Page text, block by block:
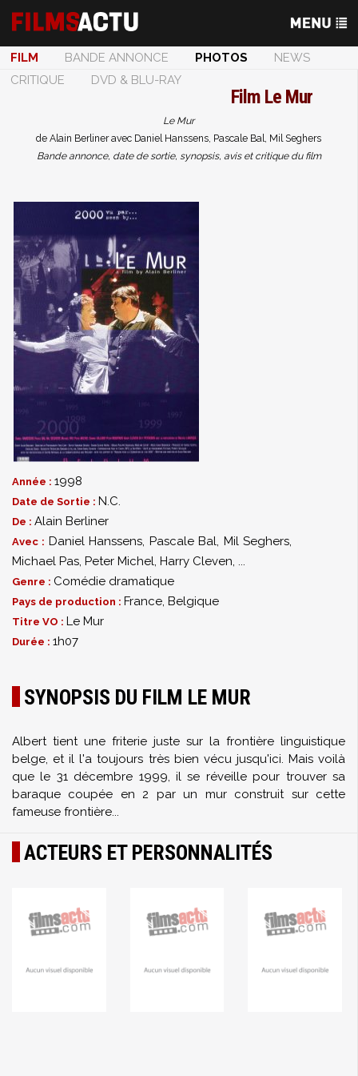
FILM BANDE ANNONCE PHOTOS
NEWS
CRITIQUE
DVD & BLU-RAY
Film Le Mur
Le Mur
de Alain Berliner avec Daniel Hanssens, Pascale Bal, Mil Seghers
Bande annonce, date de sortie, synopsis, avis et critique du film
Année : 1998
Date de Sortie : N.C.
De : Alain Berliner
Avec : Daniel Hanssens, Pascale Bal, Mil Seghers,
Michael Pas, Peter Michel, Harry Cleven, ...
Genre : Comédie dramatique
Pays de production : France, Belgique
Titre VO : Le Mur
Durée : 1h07
SYNOPSIS DU FILM LE MUR
Albert tient une friterie juste sur la frontière linguistique
belge, et il l'a toujours très bien vécu jusqu'ici. Mais voilà
que le 31 décembre 1999, il se réveille pour trouver sa
baraque coupée en 2 par un mur construit sur cette
fameuse frontière...
ACTEURS ET PERSONNALITÉS